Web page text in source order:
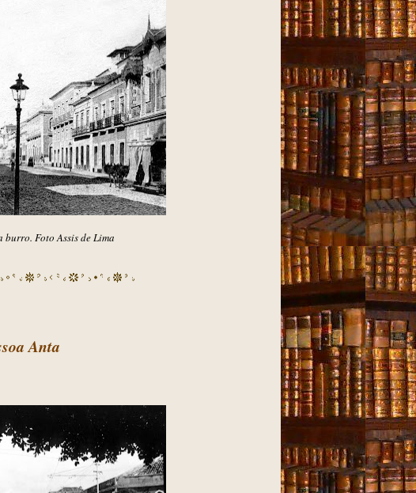
burro. Foto Assis de Lima
Anta